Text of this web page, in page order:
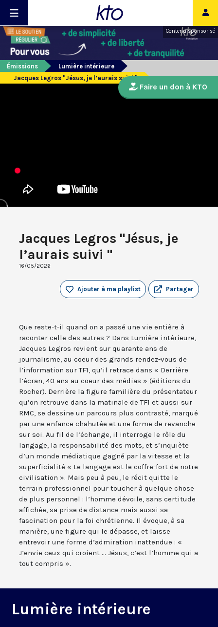
Contenu sponsorisé
Émissions
Lumière intérieure
Jacques Legros "Jésus, je l’aurais suivi "
Jacques Legros "Jésus, je
l’aurais suivi "
16/05/2026
Partager
Ajouter à ma playlist
Que reste-t-il quand on a passé une vie entière à
raconter celle des autres ? Dans Lumière intérieure,
Jacques Legros revient sur quarante ans de
journalisme, au coeur des grands rendez-vous de
l’information sur TF1, qu’il retrace dans « Derrière
l’écran, 40 ans au coeur des médias » (éditions du
Rocher). Derrière la figure familière du présentateur
qu’on retrouve dans la matinale de TF1 et aussi sur
RMC, se dessine un parcours plus contrasté, marqué
par une enfance chahutée et une forme de revanche
sur soi. Au fil de l’échange, il interroge le rôle du
langage, la responsabilité des mots, et s’inquiète
d’un monde médiatique gagné par la vitesse et la
superficialité « Le langage est le coffre-fort de notre
civilisation ». Mais peu à peu, le récit quitte le
terrain professionnel pour toucher à quelque chose
de plus personnel : l’homme dévoile, sans certitude
affichée, sa prise de distance mais aussi sa
fascination pour la foi chrétienne. Il évoque, à sa
manière, une figure qui le dépasse, et laisse
entrevoir une forme d’admiration inattendue : «
J’envie ceux qui croient ... Jésus, c’est l’homme qui a
tout compris ».
Lumière intérieure
Faire un don à KTO